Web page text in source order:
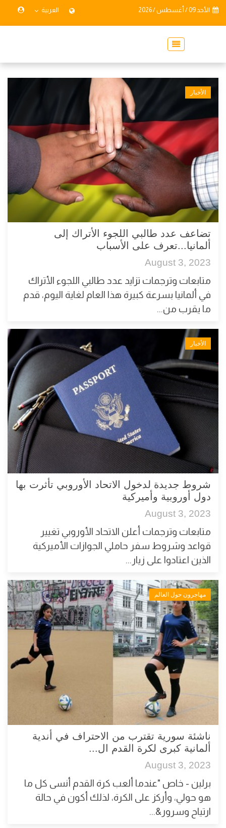
الأحد 09 / أغسطس / 2026 العربية
الأخبار
تضاعف عدد طالبي اللجوء الأتراك إلى
ألمانيا...تعرف على الأسباب
August 3, 2023
متابعات وترجمات تزايد عدد طالبي اللجوء الأتراك
في ألمانيا بسرعة كبيرة هذا العام لغاية اليوم، قدم
ما يقرب من...
الأخبار
شروط جديدة لدخول الاتحاد الأوروبي تأثرت بها
دول أوروبية وأميركية
August 3, 2023
متابعات وترجمات أعلن الاتحاد الأوروبي تغيير
قواعد وشروط سفر حاملي الجوازات الأميركية
الذين اعتادوا على زيار...
مهاجرون حول العالم
ناشئة سورية تقترب من الاحتراف في أندية
ألمانية كبرى لكرة القدم ال...
August 3, 2023
برلين - خاص "عندما ألعب كرة القدم أنسى كل ما
هو حولي، وأركز على الكرة، لذلك أكون في حالة
ارتياح وسرور&...